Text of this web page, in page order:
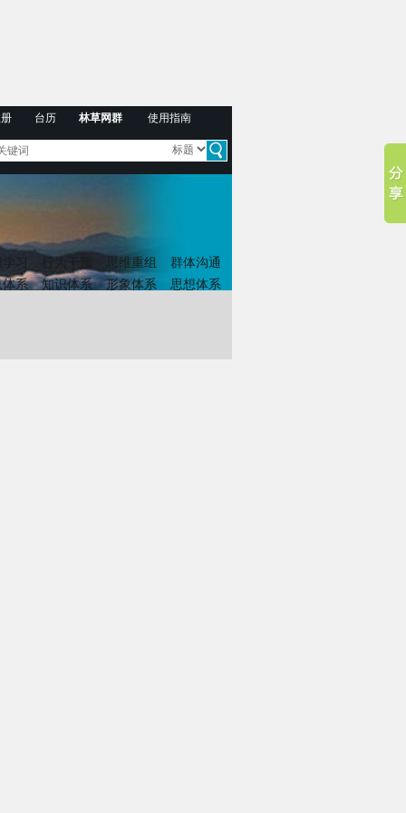
台历 林草网群 使用指南
习 行为干预 思维重组
群体沟通
体系
知识体系 形象体系 思想体系